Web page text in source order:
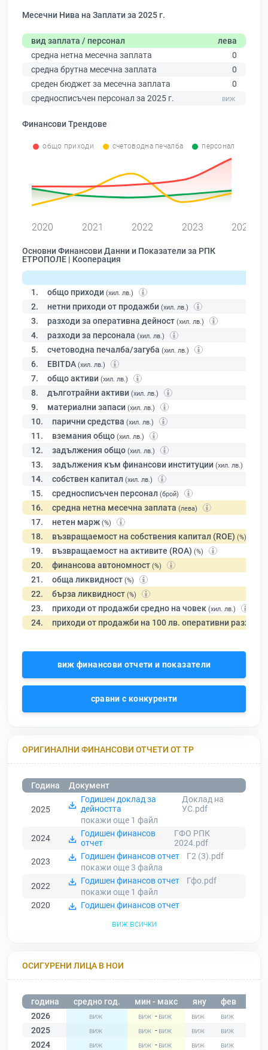
Месечни Нива на Заплати за 2025 г.
вид заплата / персонал
лева
средна нетна месечна заплата
0
средна брутна месечна заплата
0
среден бюджет за месечна заплата
0
средносписъчен персонал за 2025 г.
Финансови Трендове
общо приходи счетоводна печалба персонал
2020 2021 2022 2023 2024
Основни Финансови Данни и Показатели за РПК
ЕТРОПОЛЕ | Кооперация
1. общо приходи (хил. лв.)
2. нетни приходи от продажби (хил. лв.)
3. разходи за оперативна дейност (хил. лв.)
4. разходи за персонала (хил. лв.)
5. счетоводна печалба/загуба (хил. лв.)
6. EBITDA (хил. лв.)
7. общо активи (хил. лв.)
8. дълготрайни активи (хил. лв.)
9. материални запаси (хил. лв.)
10. парични средства (хил. лв.)
11. вземания общо (хил. лв.)
12. задължения общо (хил. лв.)
13. задължения към финансови институции (хил. лв.)
14. собствен капитал (хил. лв.)
15. средносписъчен персонал (брой)
16. средна нетна месечна заплата (лева)
17. нетен марж (%)
18. възвращаемост на собствения капитал (ROE) (%)
19. възвращаемост на активите (ROA) (%)
20. финансова автономност (%)
21. обща ликвидност (%)
22. бърза ликвидност (%)
23. приходи от продажби средно на човек (хил. лв.)
24. приходи от продажби на 100 лв. оперативни разходи
виж финансови отчети и показатели
сравни с конкуренти
ОРИГИНАЛНИ ФИНАНСОВИ ОТЧЕТИ ОТ ТР
Година Документ
2025
Годишен доклад за
дейността
Доклад на
УС.pdf
покажи още 1 файл
2024
Годишен финансов
отчет
ГФО РПК
2024.pdf
2023
Годишен финансов отчет
Г2 (3).pdf
покажи още 3 файла
2022
Годишен финансов отчет
Гфо.pdf
покажи още 1 файл
2020
Годишен финансов отчет
виж всички
ОСИГУРЕНИ ЛИЦА В НОИ
година средно год. мин - макс яну фев
2026
-
2025
-
2024
-